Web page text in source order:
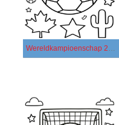
Wereldkampioenschap 2026 afdrukbaar